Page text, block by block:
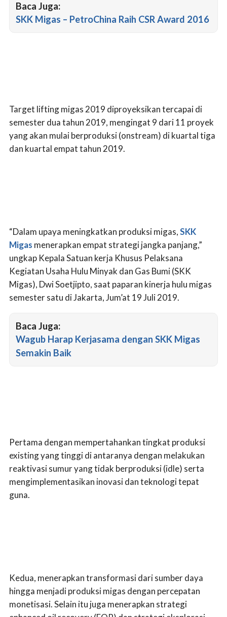
Baca Juga:
SKK Migas – PetroChina Raih CSR Award 2016
Target lifting migas 2019 diproyeksikan tercapai di
semester dua tahun 2019, mengingat 9 dari 11 proyek
yang akan mulai berproduksi (onstream) di kuartal tiga
dan kuartal empat tahun 2019.
“Dalam upaya meningkatkan produksi migas,SKK
Migas menerapkan empat strategi jangka panjang,”
ungkap Kepala Satuan kerja Khusus Pelaksana
Kegiatan Usaha Hulu Minyak dan Gas Bumi (SKK
Migas), Dwi Soetjipto, saat paparan kinerja hulu migas
semester satu di Jakarta, Jum’at 19 Juli 2019.
Baca Juga:
Wagub Harap Kerjasama dengan SKK Migas
Semakin Baik
Pertama dengan mempertahankan tingkat produksi
existing yang tinggi di antaranya dengan melakukan
reaktivasi sumur yang tidak berproduksi (idle) serta
mengimplementasikan inovasi dan teknologi tepat
guna.
Kedua, menerapkan transformasi dari sumber daya
hingga menjadi produksi migas dengan percepatan
monetisasi. Selain itu juga menerapkan strategi